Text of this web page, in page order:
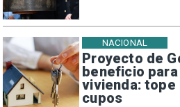
Proyecto de
beneficio
vivienda: tope
cupos
NACIONAL